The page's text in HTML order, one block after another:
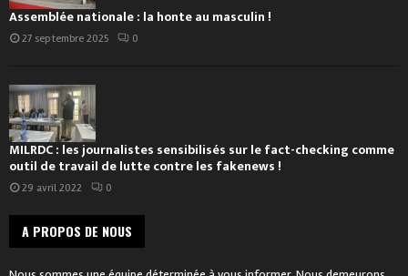
Assemblée nationale : la honte au masculin !
27 septembre 2025 0
MILRDC : les journalistes sensibilisés sur le fact-checking comme
outil de travail de lutte contre les fakenews !
29 avril 2022 0
A PROPOS DE NOUS